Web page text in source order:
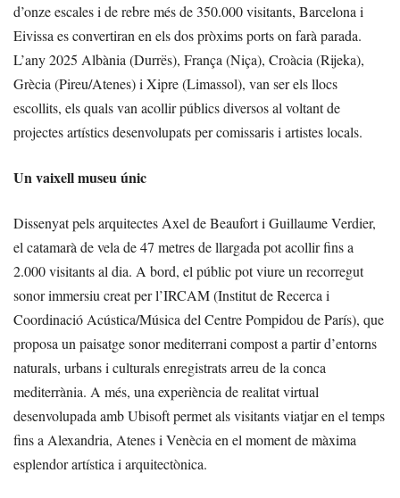
d’onze escales i de rebre més de 350.000 visitants, Barcelona i
Eivissa es convertiran en els dos pròxims ports on farà parada.
L’any 2025 Albània (Durrës), França (Niça), Croàcia (Rijeka),
Grècia (Pireu/Atenes) i Xipre (Limassol), van ser els llocs
escollits, els quals van acollir públics diversos al voltant de
projectes artístics desenvolupats per comissaris i artistes locals.
Un vaixell museu únic
Dissenyat pels arquitectes Axel de Beaufort i Guillaume Verdier,
el catamarà de vela de 47 metres de llargada pot acollir fins a
2.000 visitants al dia. A bord, el públic pot viure un recorregut
sonor immersiu creat per l’IRCAM (Institut de Recerca i
Coordinació Acústica/Música del Centre Pompidou de París), que
proposa un paisatge sonor mediterrani compost a partir d’entorns
naturals, urbans i culturals enregistrats arreu de la conca
mediterrània. A més, una experiència de realitat virtual
desenvolupada amb Ubisoft permet als visitants viatjar en el temps
fins a Alexandria, Atenes i Venècia en el moment de màxima
esplendor artística i arquitectònica.